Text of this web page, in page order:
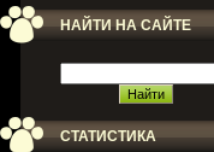
НАЙТИ НА САЙТЕ
СТАТИСТИКА